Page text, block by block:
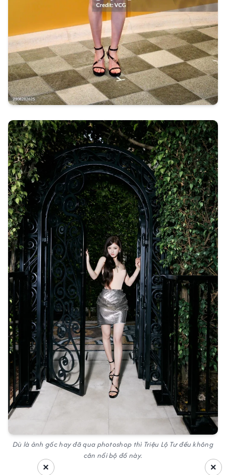
Dù là ảnh gốc hay đã qua photoshop thì Triệu Lộ Tư đều không
cân nổi bộ đồ này.
×
×